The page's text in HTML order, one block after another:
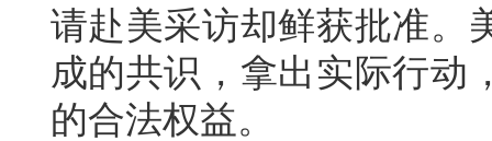
请赴美采访却鲜获批准。
成的共识，拿出实际行动
的合法权益。